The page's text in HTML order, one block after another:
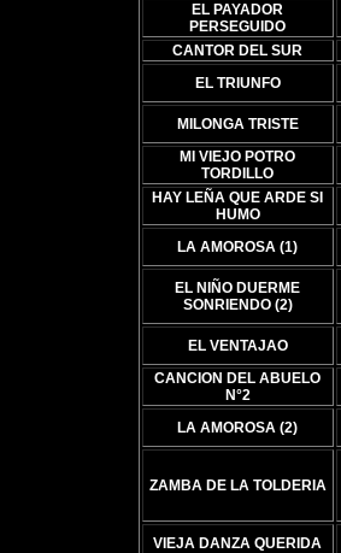
EL PAYADOR
PERSEGUIDO
CANTOR DEL SUR
EL TRIUNFO
MILONGA TRISTE
MI VIEJO POTRO
TORDILLO
HAY LEÑA QUE ARDE SI
HUMO
LA AMOROSA (1)
EL NIÑO DUERME
SONRIENDO (2)
EL VENTAJAO
CANCION DEL ABUELO
N°2
LA AMOROSA (2)
ZAMBA DE LA TOLDERIA
VIEJA DANZA QUERIDA